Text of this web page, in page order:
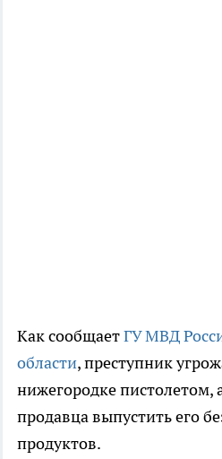
Как сообщаетГУ МВД
области, преступник
нижегородке пистолетом,
продавца выпустить его
продуктов.